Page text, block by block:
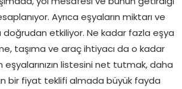
Ayrıca eşyaların miktarı ve
doğrudan etkiliyor. Ne kadar fazla eşya
taşıma ve araç ihtiyacı da o kadar
eşyalarınızın listesini net tutmak, daha
bir fiyat teklifi almada büyük fayda